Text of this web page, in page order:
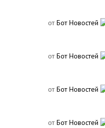
отБот Новостей
отБот Новостей
отБот Новостей
отБот Новостей